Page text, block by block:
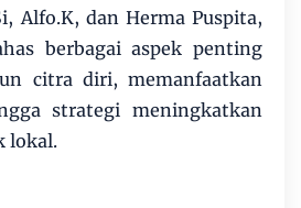
Alfo.K, dan Herma Puspita,
berbagai aspek penting
citra diri, memanfaatkan
strategi meningkatkan
lokal.